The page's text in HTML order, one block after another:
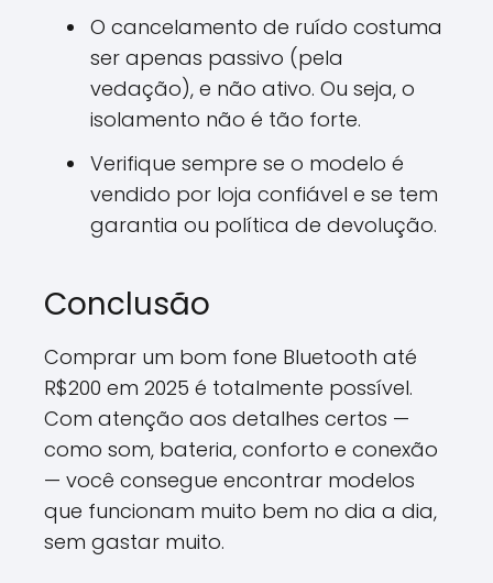
O cancelamento de ruído costuma
ser apenas passivo (pela
vedação), e não ativo. Ou seja, o
isolamento não é tão forte.
Verifique sempre se o modelo é
vendido por loja confiável e se tem
garantia ou política de devolução.
Conclusão
Comprar um bom fone Bluetooth até
R$200 em 2025 é totalmente possível.
Com atenção aos detalhes certos —
como som, bateria, conforto e conexão
— você consegue encontrar modelos
que funcionam muito bem no dia a dia,
sem gastar muito.